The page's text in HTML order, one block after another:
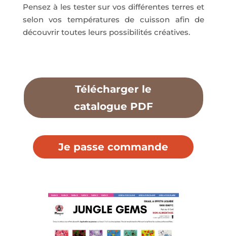
Pensez à les tester sur vos différentes terres et
selon vos températures de cuisson afin de
découvrir toutes leurs possibilités créatives.
Télécharger le
catalogue PDF
Je passe commande